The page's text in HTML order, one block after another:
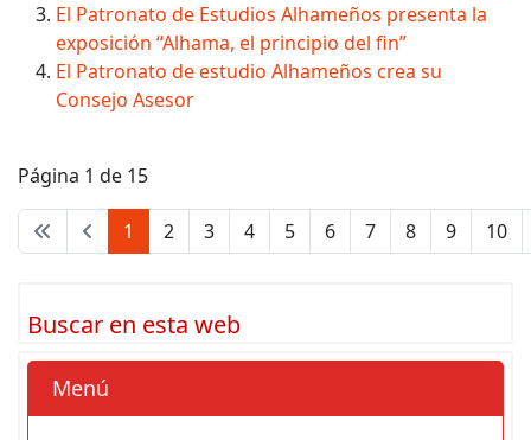
El Patronato de Estudios Alhameños presenta la
exposición “Alhama, el principio del fin”
El Patronato de estudio Alhameños crea su
Consejo Asesor
Página 1 de 15
1 2 3 4 5 6 7 8 9 10
Buscar en esta web
Menú